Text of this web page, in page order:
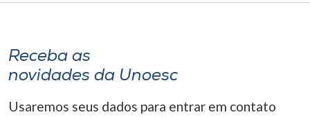
o idioma
A+
Receba as
novidades da Unoesc
Usaremos seus dados para entrar em contato